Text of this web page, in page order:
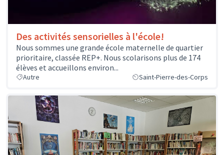
Des activités sensorielles à l'école!
Nous sommes une grande école maternelle de quartier
prioritaire, classée REP+. Nous scolarisons plus de 174
élèves et accueillons environ...
Autre Saint-Pierre-des-Corps